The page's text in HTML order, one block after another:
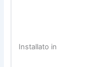
Installato in